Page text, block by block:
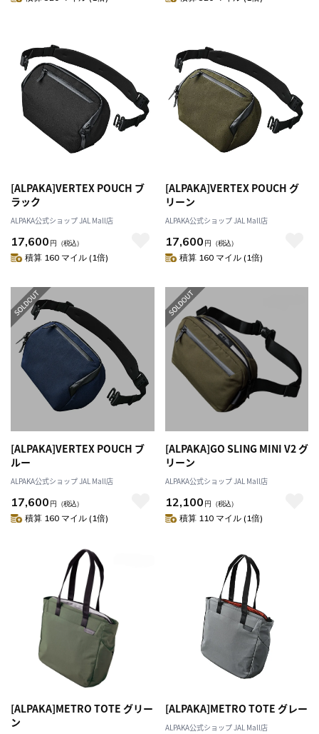
[ALPAKA]VERTEX POUCH ブ
ラック
ALPAKA公式ショップ JAL Mall店
17,600 円 （税込）
積算 160 マイル (1倍)
[ALPAKA]VERTEX POUCH グ
リーン
ALPAKA公式ショップ JAL Mall店
17,600 円 （税込）
積算 160 マイル (1倍)
[ALPAKA]VERTEX POUCH ブ
ルー
ALPAKA公式ショップ JAL Mall店
17,600 円 （税込）
積算 160 マイル (1倍)
[ALPAKA]GO SLING MINI V2 グ
リーン
ALPAKA公式ショップ JAL Mall店
12,100 円 （税込）
積算 110 マイル (1倍)
[ALPAKA]METRO TOTE グリー
ン
[ALPAKA]METRO TOTE グレー
ALPAKA公式ショップ JAL Mall店